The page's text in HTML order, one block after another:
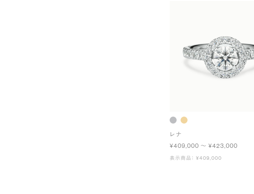
レナ
¥409,000 〜 ¥423,000
表示商品： ¥409,000